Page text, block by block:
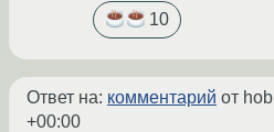
10
Ответ на: комментарий от
+00:00